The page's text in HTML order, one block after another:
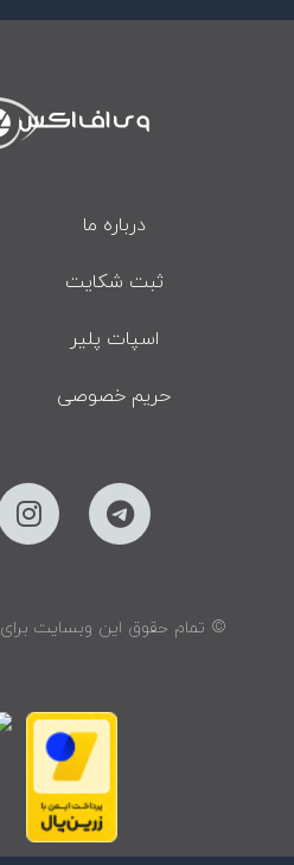
درباره ما
ثبت شکایت
اسپات پلیر
حریم خصوصی
© تمام حقوق این وبسایت برای vfxvision محفوظ است.